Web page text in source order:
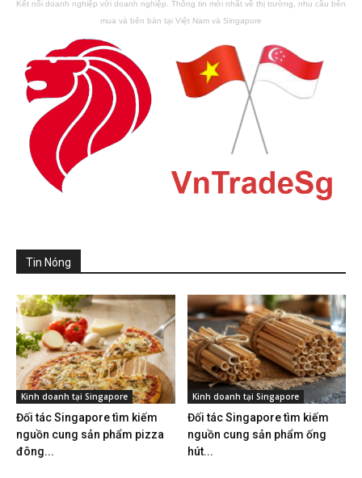
Kết nối doanh nghiệp với doanh nghiệp. Thông tin mới nhất về thị trường, nhu cầu bên
mua và bên bán tại Việt Nam và Singapore
Tin Nóng
Kinh doanh tại Singapore
Đối tác Singapore tìm kiếm
nguồn cung sản phẩm pizza
đông...
Kinh doanh tại Singapore
Đối tác Singapore tìm kiếm
nguồn cung sản phẩm ống
hút...